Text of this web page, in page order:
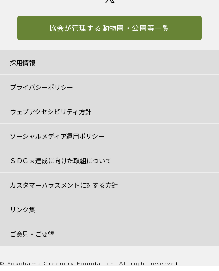
協会が管理する動物園・公園等一覧
採用情報
プライバシーポリシー
ウェブアクセシビリティ方針
ソーシャルメディア運用ポリシー
ＳＤＧｓ達成に向けた取組について
カスタマーハラスメントに対する方針
リンク集
ご意見・ご要望
© Yokohama Greenery Foundation. All right reserved.